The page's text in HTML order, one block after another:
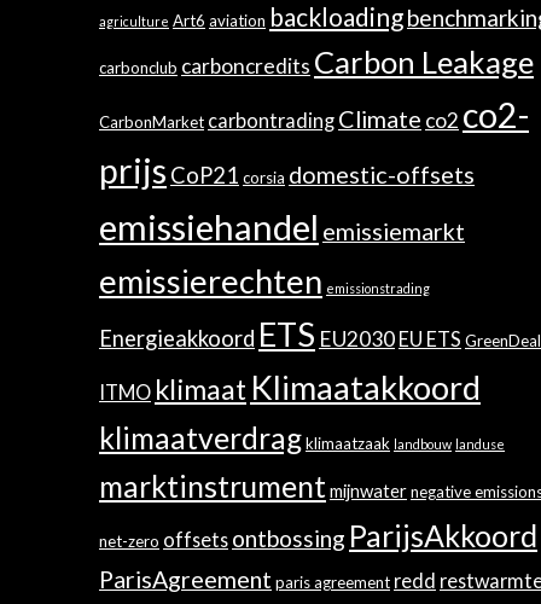
agriculture Art6 aviation backloading
carbonclub carboncredits Carbon Leakage
CarbonMarket carbontrading Climate co2 co2-
prijs CoP21 corsia domestic-offsets
emissiehandel emissiemarkt
emissierechten emissionstrading
Energieakkoord ETS EU2030 EU ETS GreenDeal
ITMO klimaat Klimaatakkoord
klimaatverdragklimaatzaak landbouw landuse
marktinstrumentmijnwaternegative
net-zero offsets ontbossing ParijsAkkoord
ParisAgreement paris agreement redd